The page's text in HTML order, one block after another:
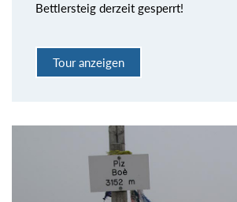
Bettlersteig derzeit gesperrt!
Tour anzeigen